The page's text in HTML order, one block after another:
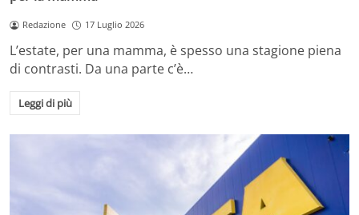
Redazione 17 Luglio 2026
L’estate, per una mamma, è spesso una stagione piena
di contrasti. Da una parte c’è…
Leggi di più